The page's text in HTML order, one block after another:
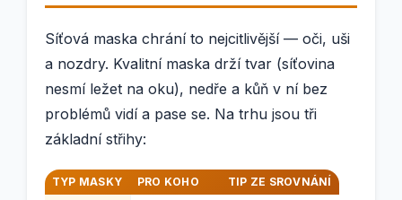
Síťová maska chrání to nejcitlivější — oči, uši
a nozdry. Kvalitní maska drží tvar (síťovina
nesmí ležet na oku), nedře a kůň v ní bez
problémů vidí a pase se. Na trhu jsou tři
základní střihy:
TYP MASKY PRO KOHO TIP ZE SROVNÁNÍ